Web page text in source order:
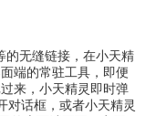
无缝链接，在小天精
端的常驻工具，即便
来，小天精灵即时弹
对话框，或者小天精灵